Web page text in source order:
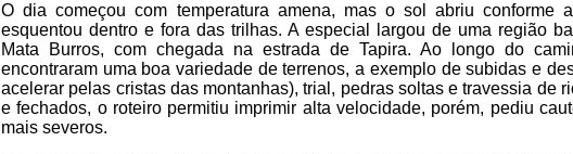
O dia começou com temperatura amena, mas o sol abriu conforme
esquentou dentro e fora das trilhas. A especial largou de uma região
Mata Burros, com chegada na estrada de Tapira. Ao longo do
encontraram uma boa variedade de terrenos, a exemplo de subidas e
acelerar pelas cristas das montanhas), trial, pedras soltas e travessia de
e fechados, o roteiro permitiu imprimir alta velocidade, porém, pediu
mais severos.